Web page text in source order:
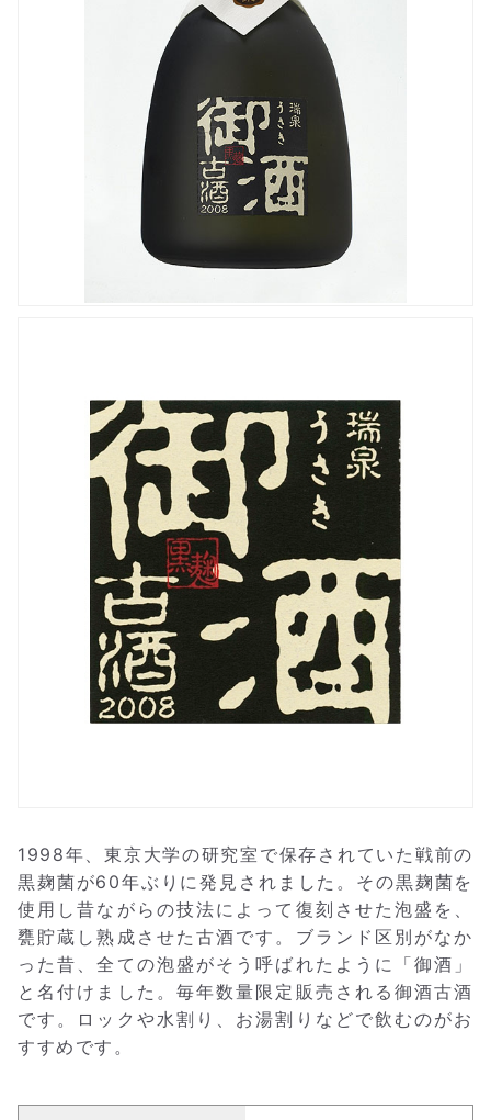
1998年、東京大学の研究室で保存されていた戦前の
黒麹菌が60年ぶりに発見されました。その黒麹菌を
使用し昔ながらの技法によって復刻させた泡盛を、
甕貯蔵し熟成させた古酒です。ブランド区別がなか
った昔、全ての泡盛がそう呼ばれたように「御酒」
と名付けました。毎年数量限定販売される御酒古酒
です。ロックや水割り、お湯割りなどで飲むのがお
すすめです。